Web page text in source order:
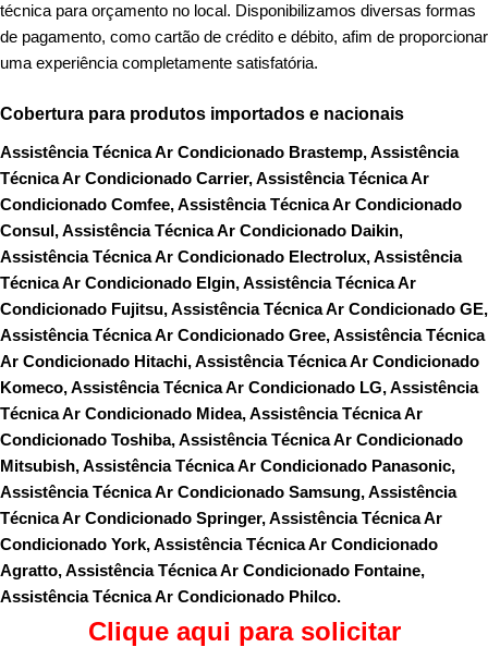
técnica para orçamento no local. Disponibilizamos diversas formas
de pagamento, como cartão de crédito e débito, afim de proporcionar
uma experiência completamente satisfatória.
Cobertura para produtos importados e nacionais
Assistência Técnica Ar Condicionado Brastemp, Assistência
Técnica Ar Condicionado Carrier, Assistência Técnica Ar
Condicionado Comfee, Assistência Técnica Ar Condicionado
Consul, Assistência Técnica Ar Condicionado Daikin,
Assistência Técnica Ar Condicionado Electrolux, Assistência
Técnica Ar Condicionado Elgin, Assistência Técnica Ar
Condicionado Fujitsu, Assistência Técnica Ar Condicionado GE,
Assistência Técnica Ar Condicionado Gree, Assistência Técnica
Ar Condicionado Hitachi, Assistência Técnica Ar Condicionado
Komeco, Assistência Técnica Ar Condicionado LG, Assistência
Técnica Ar Condicionado Midea, Assistência Técnica Ar
Condicionado Toshiba, Assistência Técnica Ar Condicionado
Mitsubish, Assistência Técnica Ar Condicionado Panasonic,
Assistência Técnica Ar Condicionado Samsung, Assistência
Técnica Ar Condicionado Springer, Assistência Técnica Ar
Condicionado York, Assistência Técnica Ar Condicionado
Agratto, Assistência Técnica Ar Condicionado Fontaine,
Assistência Técnica Ar Condicionado Philco.
Clique aqui para solicitar